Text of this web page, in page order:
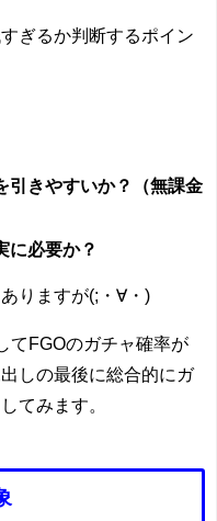
ぎるか判断するポイン
引きやすいか？（無課金
に必要か？
りますが(;・∀・)
てFGOのガチャ確率が
しの最後に総合的にガ
てみます。